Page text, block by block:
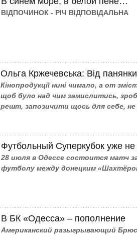
ВІДПОЧИНОК - РІЧ ВІДПОВІДАЛЬНА
Ольга Кржечевська: Від
Кінопродукції нині чимало, а от
щоб було над чим замислитись,
решт, запозичити щось для себе,
Футбольный Суперкубок уже не
28 июля в Одессе состоится матч
футболу между донецким
В БК «Одесса» – пополнение
Американский разыгрывающий